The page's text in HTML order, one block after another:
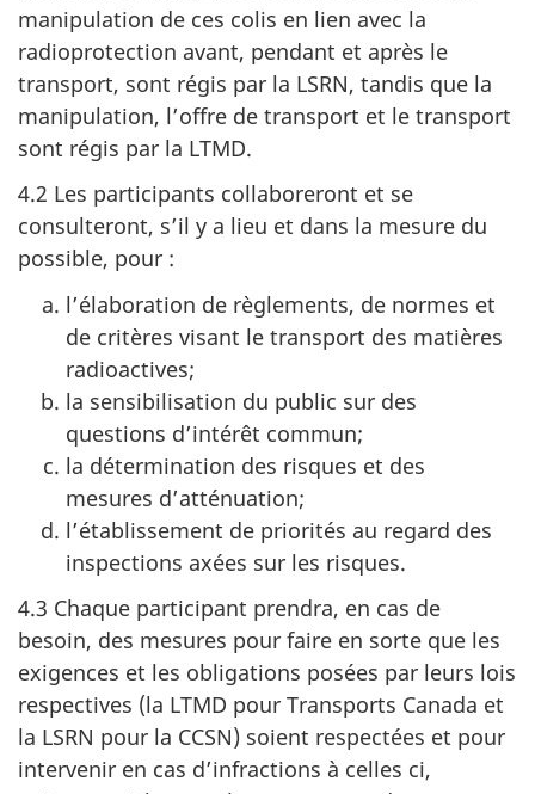
manipulation de ces colis en lien avec la
radioprotection avant, pendant et après le
transport, sont régis par la LSRN, tandis que la
manipulation, l’offre de transport et le transport
sont régis par la LTMD.
4.2 Les participants collaboreront et se
consulteront, s’il y a lieu et dans la mesure du
possible, pour :
l’élaboration de règlements, de normes et
de critères visant le transport des matières
radioactives;
la sensibilisation du public sur des
questions d’intérêt commun;
la détermination des risques et des
mesures d’atténuation;
l’établissement de priorités au regard des
inspections axées sur les risques.
4.3 Chaque participant prendra, en cas de
besoin, des mesures pour faire en sorte que les
exigences et les obligations posées par leurs lois
respectives (la LTMD pour Transports Canada et
la LSRN pour la CCSN) soient respectées et pour
intervenir en cas d’infractions à celles ci,